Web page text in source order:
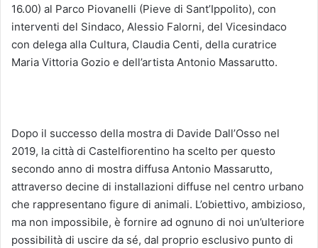
16.00) al Parco Piovanelli (Pieve di Sant’Ippolito), con
interventi del Sindaco, Alessio Falorni, del Vicesindaco
con delega alla Cultura, Claudia Centi, della curatrice
Maria Vittoria Gozio e dell’artista Antonio Massarutto.
Dopo il successo della mostra di Davide Dall’Osso nel
2019, la città di Castelfiorentino ha scelto per questo
secondo anno di mostra diffusa Antonio Massarutto,
attraverso decine di installazioni diffuse nel centro urbano
che rappresentano figure di animali. L’obiettivo, ambizioso,
ma non impossibile, è fornire ad ognuno di noi un’ulteriore
possibilità di uscire da sé, dal proprio esclusivo punto di